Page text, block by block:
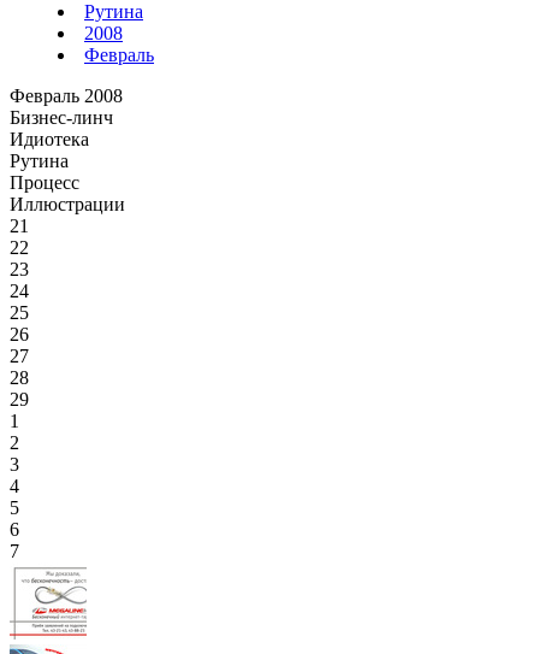
Рутина
2008
Февраль
Февраль 2008
Бизнес-линч
Идиотека
Рутина
Процесс
Иллюстрации
21
22
23
24
25
26
27
28
29
1
2
3
4
5
6
7